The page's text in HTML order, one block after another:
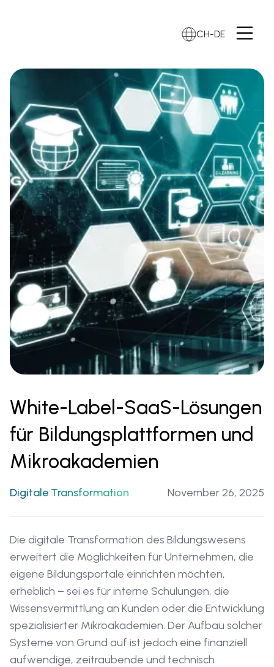
CH-DE
White-Label-SaaS-Lösungen
für Bildungsplattformen und
Mikroakademien
Digitale Transformation November 26, 2025
Die digitale Transformation des Bildungswesens
erweitert die Möglichkeiten für Unternehmen, die
eigene Bildungsportale einrichten möchten,
erheblich – sei es für interne Schulungen, die
Wissensvermittlung an Kunden oder die Entwicklung
spezialisierter Mikroakademien. Der Aufbau solcher
Systeme von Grund auf ist jedoch eine finanziell
aufwendige, zeitraubende und technisch